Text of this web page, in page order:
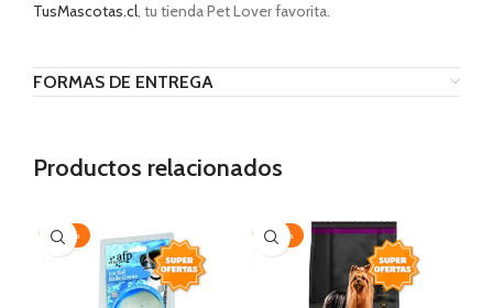
TusMascotas.cl, tu tienda Pet Lover favorita.
FORMAS DE ENTREGA
Productos relacionados
-20% -30%